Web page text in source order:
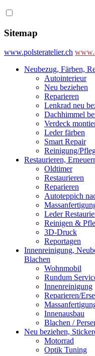
Sitemap
www.polsteratelier.ch
Neubezug, Färben,
Autointerieur
Neu beziehen
Reparieren
Lenkrad neu
Dachhimmel
Verdeck
Leder färben
Smart Repair
Reinigung/
Restaurieren,
Oldtimer
Restaurieren
Reparieren
Autoteppich
Leder
Reinigen &
3D-Druck
Reportagen
Innenreinigung,
Blachen
Wohnmobil
Rundum
Innenreinigung
Reparieren/
Innenausbau
Blachen /
Neu beziehen,
Motorrad
Optik Tuning